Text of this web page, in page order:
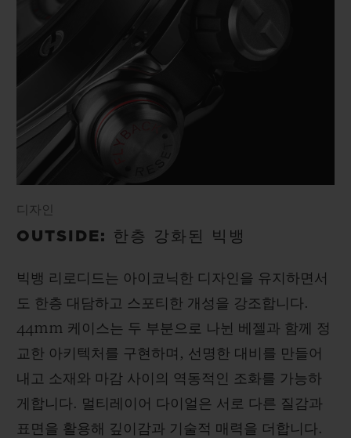
디자인
OUTSIDE: 한층 강화된 빅뱅
빅뱅 리로디드는 아이코닉한 디자인을 유지하면서
도 한층 대담하고 스포티한 개성을 강조합니다.
44mm 케이스는 두 부분으로 나뉜 베젤과 함께 정
교한 아키텍처를 구현하며, 선명한 대비를 만들어
내고 소재와 마감 사이의 역동적인 조화를 가능하
게합니다. 멀티레이어 다이얼은 서로 다른 질감과
표면을 활용해 깊이감과 기술적 매력을 더합니다.